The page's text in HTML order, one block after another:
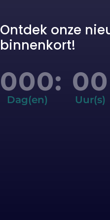
Ontdek onze
binnenkort!
000
Dag(en)
: 00
Uur(s)